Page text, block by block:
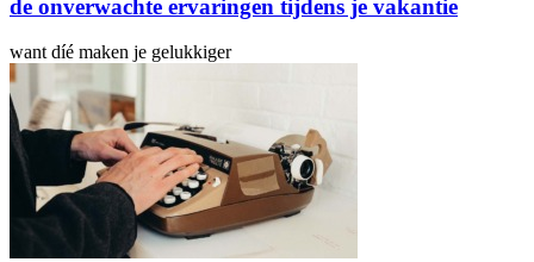
de onverwachte ervaringen tijdens je vakantie
want díé maken je gelukkiger